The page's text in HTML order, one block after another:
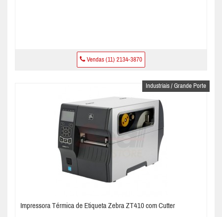
Vendas (11) 2134-3870
Industriais / Grande Porte
Impressora Térmica de Etiqueta Zebra ZT410 com Cutter